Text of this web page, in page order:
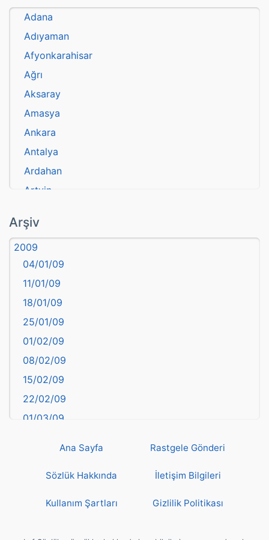
Adana
Adıyaman
Afyonkarahisar
Ağrı
Aksaray
Amasya
Ankara
Antalya
Ardahan
Artvin
Aydın
Balıkesir
Bartın
başkentler
Batman
Bayburt
Bilecik
Bingöl
Bitlis
Bolu
Burdur
Çankırı
Çorum
deyim
Arşiv
2009
04/01/09
11/01/09
18/01/09
25/01/09
01/02/09
08/02/09
15/02/09
22/02/09
01/03/09
22/03/09
Ana Sayfa Rastgele Gönderi
Sözlük Hakkında İletişim Bilgileri
Kullanım Şartları Gizlilik Politikası